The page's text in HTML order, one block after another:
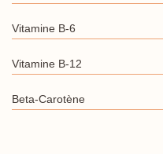
Vitamine B-6
Vitamine B-12
Beta-Carotène